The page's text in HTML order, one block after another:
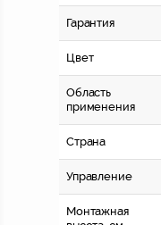
Гарантия
Цвет
Область
применения
Страна
Управление
Монтажная